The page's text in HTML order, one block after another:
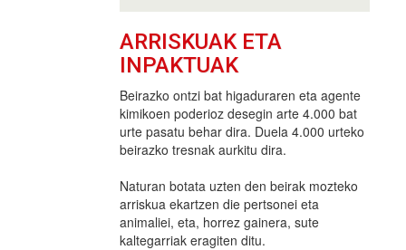
ARRISKUAK ETA
INPAKTUAK
Beirazko ontzi bat higaduraren eta agente
kimikoen poderioz desegin arte 4.000 bat
urte pasatu behar dira. Duela 4.000 urteko
beirazko tresnak aurkitu dira.
Naturan botata uzten den beirak mozteko
arriskua ekartzen die pertsonei eta
animaliei, eta, horrez gainera, sute
kaltegarriak eragiten ditu.